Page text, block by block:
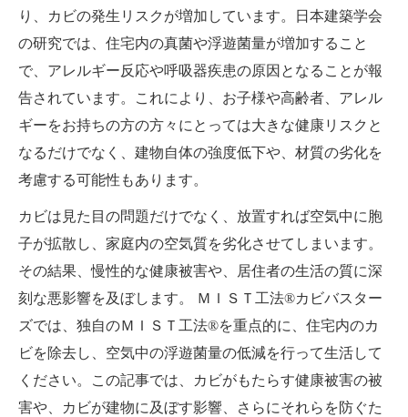
り、カビの発生リスクが増加しています。日本建築学会
の研究では、住宅内の真菌や浮遊菌量が増加すること
で、アレルギー反応や呼吸器疾患の原因となることが報
告されています。これにより、お子様や高齢者、アレル
ギーをお持ちの方の方々にとっては大きな健康リスクと
なるだけでなく、建物自体の強度低下や、材質の劣化を
考慮する可能性もあります。
カビは見た目の問題だけでなく、放置すれば空気中に胞
子が拡散し、家庭内の空気質を劣化させてしまいます。
その結果、慢性的な健康被害や、居住者の生活の質に深
刻な悪影響を及ぼします。 ＭＩＳＴ工法®カビバスター
ズでは、独自のＭＩＳＴ工法®を重点的に、住宅内のカ
ビを除去し、空気中の浮遊菌量の低減を行って生活して
ください。この記事では、カビがもたらす健康被害の被
害や、カビが建物に及ぼす影響、さらにそれらを防ぐた